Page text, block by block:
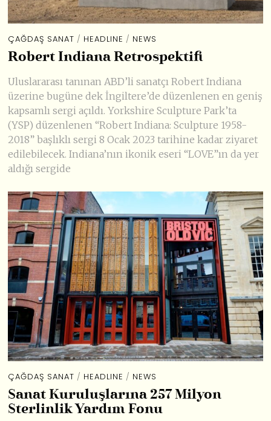
ÇAĞDAŞ SANAT / HEADLINE / NEWS
Robert Indiana Retrospektifi
Uluslararası tanınan ABD’li sanatçı Robert Indiana
üzerine bugüne dek İngiltere’de düzenlenen en geniş
kapsamlı sergi açıldı. Yorkshire Sculpture Park’ta
(YSP) düzenlenen “Robert Indiana: Sculpture 1958-
2018” başlıklı sergi 8 Ocak 2023 tarihine kadar ziyaret
edilebilecek. Indiana’nın ikonik eseri “LOVE”ın da yer
aldığı sergide
ÇAĞDAŞ SANAT / HEADLINE / NEWS
Sanat Kuruluşlarına 257 Milyon
Sterlinlik Yardım Fonu